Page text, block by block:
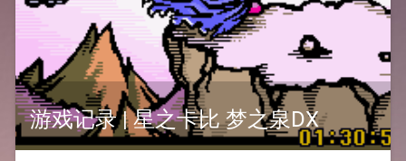
游戏记录 | 星之卡比 梦之泉DX